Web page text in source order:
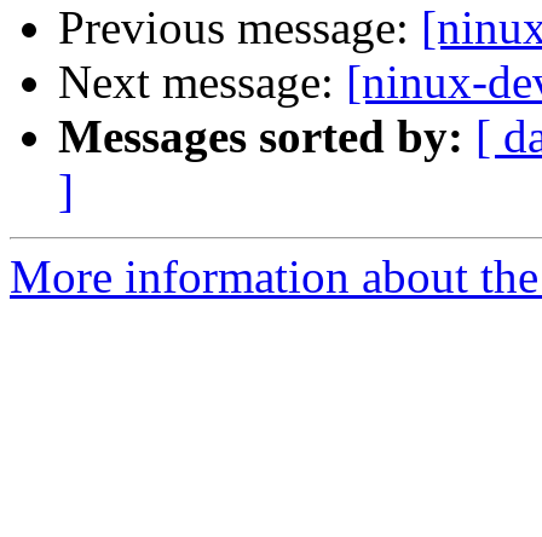
Previous message:
Next message: [ninux-
Messages sorted by: [
]
More information about